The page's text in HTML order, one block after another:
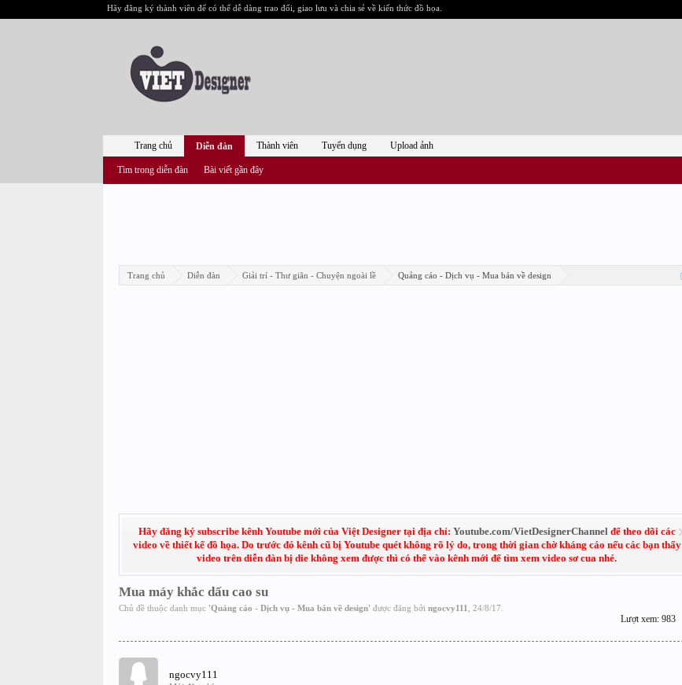
Hãy đăng ký thành viên để có thể dễ dàng trao đổi, giao lưu và chia sẻ về kiến thức đồ họa.
Trang chủ Diễn đàn Giải trí - Thư giãn - Chuyện ngoài lề Quảng cáo - Dịch vụ - Mua bán về design
Hãy đăng ký subscribe kênh Youtube mới của Việt Designer tại địa chỉ: Youtube.com/VietDesignerChannelđể theo dõi các
video về thiết kế đồ họa. Do trước đó kênh cũ bị Youtube quét không rõ lý do, trong thời gian chờ kháng cáo nếu các bạn thấy
video trên diễn đàn bị die không xem được thì có thể vào kênh mới để tìm xem video sơ cua nhé.
Mua máy khắc dấu cao su
Chủ đề thuộc danh mục 'Quảng cáo - Dịch vụ - Mua bán về design' được đăng bởi ngocvy111 24/8/17
Lượt xem: 983
ngocvy111
Trang chủ Diễn đàn
Tìm trong diễn đàn Bài viết gần đây
Thành viên Tuyển dụng Upload ảnh